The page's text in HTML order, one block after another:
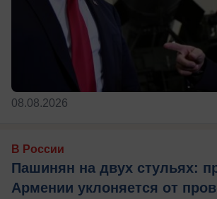
08.08.2026
В России
Пашинян на двух стульях:
Армении уклоняется от